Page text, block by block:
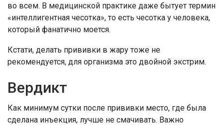
во всем. В медицинской практике даже бытует термин
«интеллигентная чесотка», то есть чесотка у человека,
который фанатично моется.
Кстати, делать прививки в жару тоже не
рекомендуется, для организма это двойной экстрим.
Вердикт
Как минимум сутки после прививки место, где была
сделана инъекция, лучше не смачивать. Важно